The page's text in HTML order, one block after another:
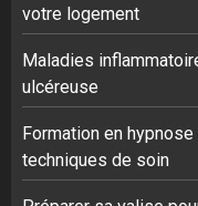
votre logement
Maladies
ulcéreuse
Formation en
techniques de soin